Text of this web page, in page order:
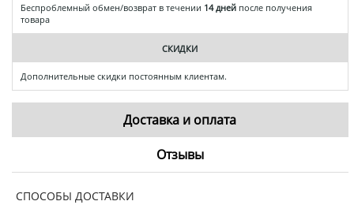
Беспроблемный обмен/возврат в течении 14 дней после получения
товара
СКИДКИ
Дополнительные скидки постоянным клиентам.
Доставка и оплата
Отзывы
СПОСОБЫ ДОСТАВКИ